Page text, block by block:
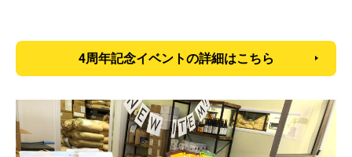
4周年記念イベントの詳細はこちら